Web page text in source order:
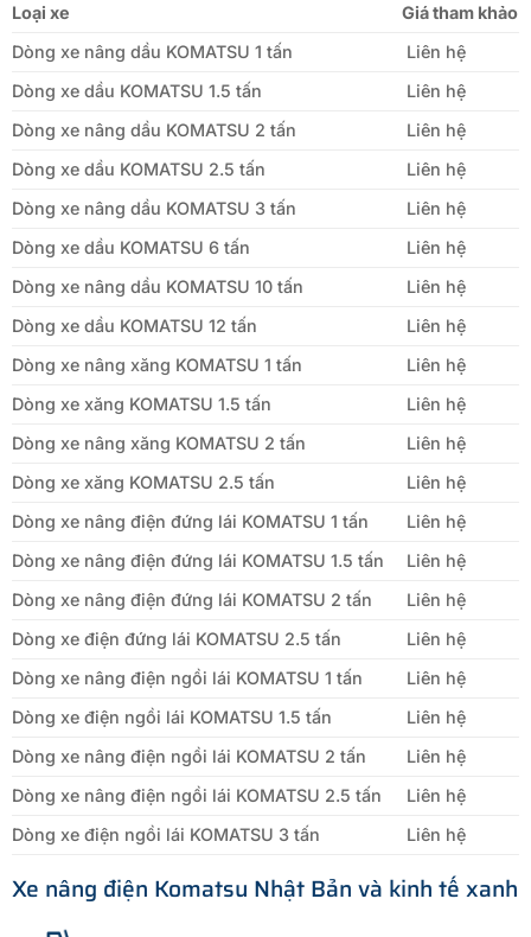
Loại xe
Giá tham khảo
Dòng xe nâng dầu KOMATSU 1 tấn
Liên hệ
Dòng xe dầu KOMATSU 1.5 tấn
Liên hệ
Dòng xe nâng dầu KOMATSU 2 tấn
Liên hệ
Dòng xe dầu KOMATSU 2.5 tấn
Liên hệ
Dòng xe nâng dầu KOMATSU 3 tấn
Liên hệ
Dòng xe dầu KOMATSU 6 tấn
Liên hệ
Dòng xe nâng dầu KOMATSU 10 tấn
Liên hệ
Dòng xe dầu KOMATSU 12 tấn
Liên hệ
Dòng xe nâng xăng KOMATSU 1 tấn
Liên hệ
Dòng xe xăng KOMATSU 1.5 tấn
Liên hệ
Dòng xe nâng xăng KOMATSU 2 tấn
Liên hệ
Dòng xe xăng KOMATSU 2.5 tấn
Liên hệ
Dòng xe nâng điện đứng lái KOMATSU 1 tấn
Liên hệ
Dòng xe nâng điện đứng lái KOMATSU 1.5 tấn
Liên hệ
Dòng xe nâng điện đứng lái KOMATSU 2 tấn
Liên hệ
Dòng xe điện đứng lái KOMATSU 2.5 tấn
Liên hệ
Dòng xe nâng điện ngồi lái KOMATSU 1 tấn
Liên hệ
Dòng xe điện ngồi lái KOMATSU 1.5 tấn
Liên hệ
Dòng xe nâng điện ngồi lái KOMATSU 2 tấn
Liên hệ
Dòng xe nâng điện ngồi lái KOMATSU 2.5 tấn
Liên hệ
Dòng xe điện ngồi lái KOMATSU 3 tấn
Liên hệ
Xe nâng điện Komatsu Nhật Bản và kinh tế xanh